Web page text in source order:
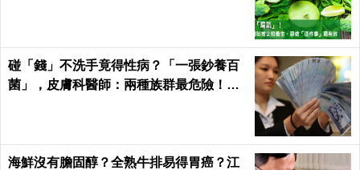
碰「錢」不洗手竟得性病？「一張鈔養百
菌」，皮膚科醫師：兩種族群最危險！｜
海鮮沒有膽固醇？全熟牛排易得胃癌？江